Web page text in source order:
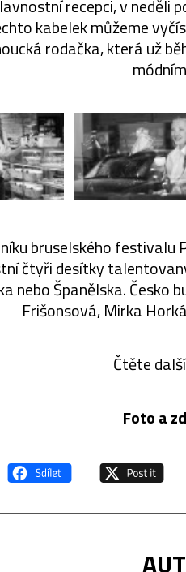
recepci, v neděli
kabelek můžeme
rodačka, která už
bruselského festivalu
čtyři desítky
nebo Španělska. Česko
Frišonsová, Mirka
Čtěte
Foto a